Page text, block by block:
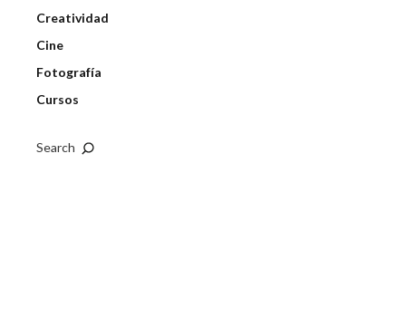
Creatividad
Cine
Fotografía
Cursos
Search